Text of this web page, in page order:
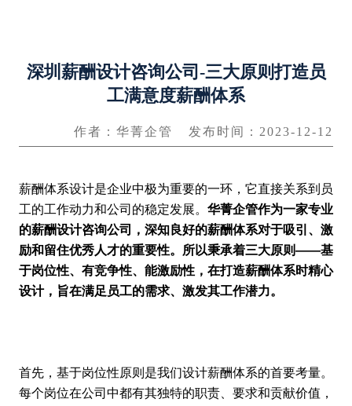
深圳薪酬设计咨询公司-三大原则打造员
工满意度薪酬体系
作者：华菁企管 发布时间：2023-12-12
薪酬体系设计是企业中极为重要的一环，它直接关系到员
工的工作动力和公司的稳定发展。华菁企管作为一家专业
的薪酬设计咨询公司，深知良好的薪酬体系对于吸引、激
励和留住优秀人才的重要性。所以秉承着三大原则——基
于岗位性、有竞争性、能激励性，在打造薪酬体系时精心
设计，旨在满足员工的需求、激发其工作潜力。
首先，基于岗位性原则是我们设计薪酬体系的首要考量。
每个岗位在公司中都有其独特的职责、要求和贡献价值，